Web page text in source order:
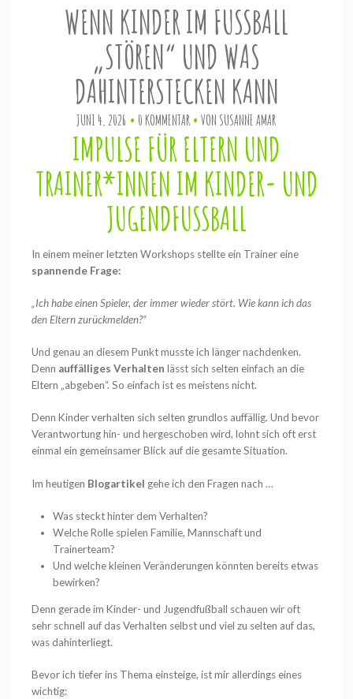
WENN KINDER IM FUSSBALL „
STÖREN“ UND WAS D
AHINTERSTECKEN KANN
JUNI 4, 2026 0 KOMMENTAR VON SUSANNE AMAR
IMPULSE FÜR ELTERN UND
TRAINER*INNEN IM KINDER- UND
JUGENDFUSSBALL
In einem meiner letzten Workshops stellte ein Trainer eine
spannende Frage:
„Ich habe einen Spieler, der immer wieder stört. Wie kann ich das
den Eltern zurückmelden?“
Und genau an diesem Punkt musste ich länger nachdenken.
Denn auffälliges Verhalten lässt sich selten einfach an die
Eltern „abgeben“. So einfach ist es meistens nicht.
Denn Kinder verhalten sich selten grundlos auffällig. Und bevor
Verantwortung hin- und hergeschoben wird, lohnt sich oft erst
einmal ein gemeinsamer Blick auf die gesamte Situation.
Im heutigen Blogartikel gehe ich den Fragen nach …
Was steckt hinter dem Verhalten?
Welche Rolle spielen Familie, Mannschaft und
Trainerteam?
Und welche kleinen Veränderungen könnten bereits etwas
bewirken?
Denn gerade im Kinder- und Jugendfußball schauen wir oft
sehr schnell auf das Verhalten selbst und viel zu selten auf das,
was dahinterliegt.
Bevor ich tiefer ins Thema einsteige, ist mir allerdings eines
wichtig: